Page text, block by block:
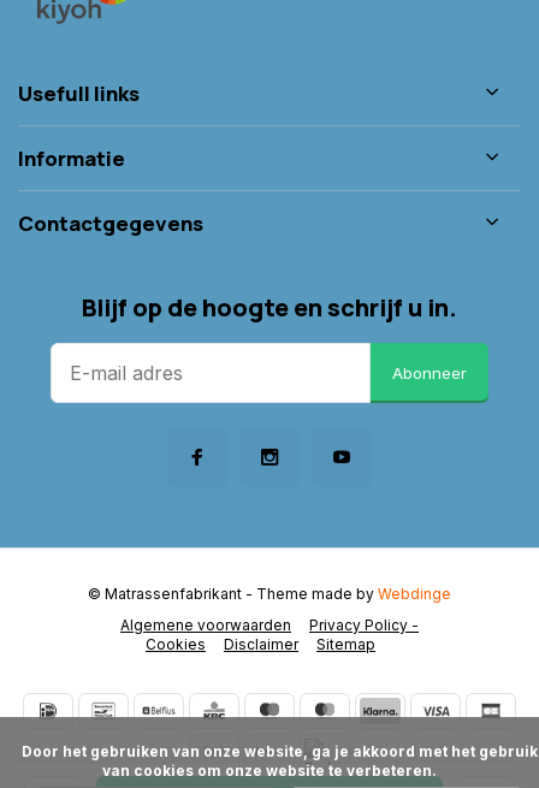
Usefull links
Informatie
Contactgegevens
Blijf op de hoogte en schrijf u in.
Abonneer
Algemene voorwaarden
Privacy Policy -
Cookies
Disclaimer Sitemap
© Matrassenfabrikant - Theme made by Webdinge
van cookies om onze website te verbeteren.